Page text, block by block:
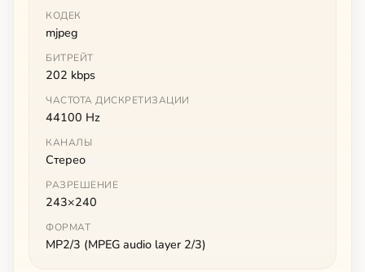
КОДЕК
mjpeg
БИТРЕЙТ
202 kbps
ЧАСТОТА ДИСКРЕТИЗАЦИИ
44100 Hz
КАНАЛЫ
Стерео
РАЗРЕШЕНИЕ
243×240
ФОРМАТ
MP2/3 (MPEG audio layer 2/3)